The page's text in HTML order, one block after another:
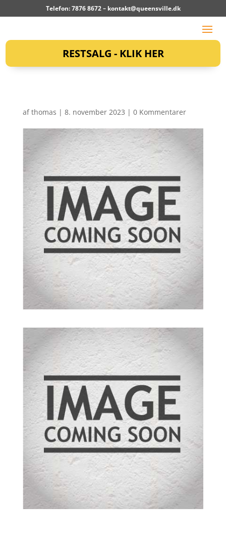
Telefon: 7876 8672 – kontakt@queensville.dk
RESTSALG - KLIK HER
afthomas | 8. november 2023 | 0 Kommentarer